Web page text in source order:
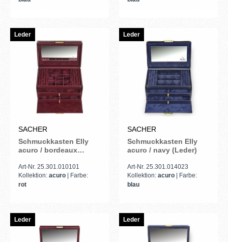
Leder
SACHER
Schmuckkasten Elly
acuro / bordeaux
Art-Nr. 25.301.010101
Kollektion: acuro
| Farbe:
rot
Leder
SACHER
Schmuckkasten Elly
acuro / navy (Leder)
Art-Nr. 25.301.014023
Kollektion: acuro
| Farbe:
blau
Leder Leder